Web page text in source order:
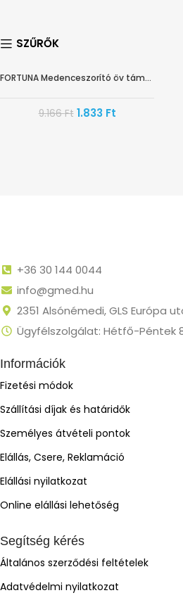
SZŰRŐK
FORTUNA Medenceszorító öv támasztékkal
9.166Ft 1.833 Ft
+36 30 144 0044
info@gmed.hu
2351 Alsónémedi, GLS Európa
Ügyfélszolgálat: Hétfő-Péntek
Információk
Fizetési módok
Szállítási díjak és határidők
Személyes átvételi pontok
Elállás, Csere, Reklamáció
Elállási nyilatkozat
Online elállási lehetőség
Segítség kérés
Általános szerződési feltételek
Adatvédelmi nyilatkozat